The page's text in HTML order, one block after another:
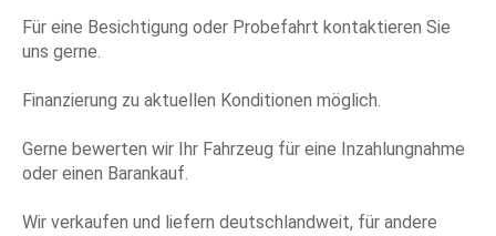
Für eine Besichtigung oder Probefahrt kontaktieren Sie
uns gerne.
Finanzierung zu aktuellen Konditionen möglich.
Gerne bewerten wir Ihr Fahrzeug für eine Inzahlungnahme
oder einen Barankauf.
Wir verkaufen und liefern deutschlandweit, für andere